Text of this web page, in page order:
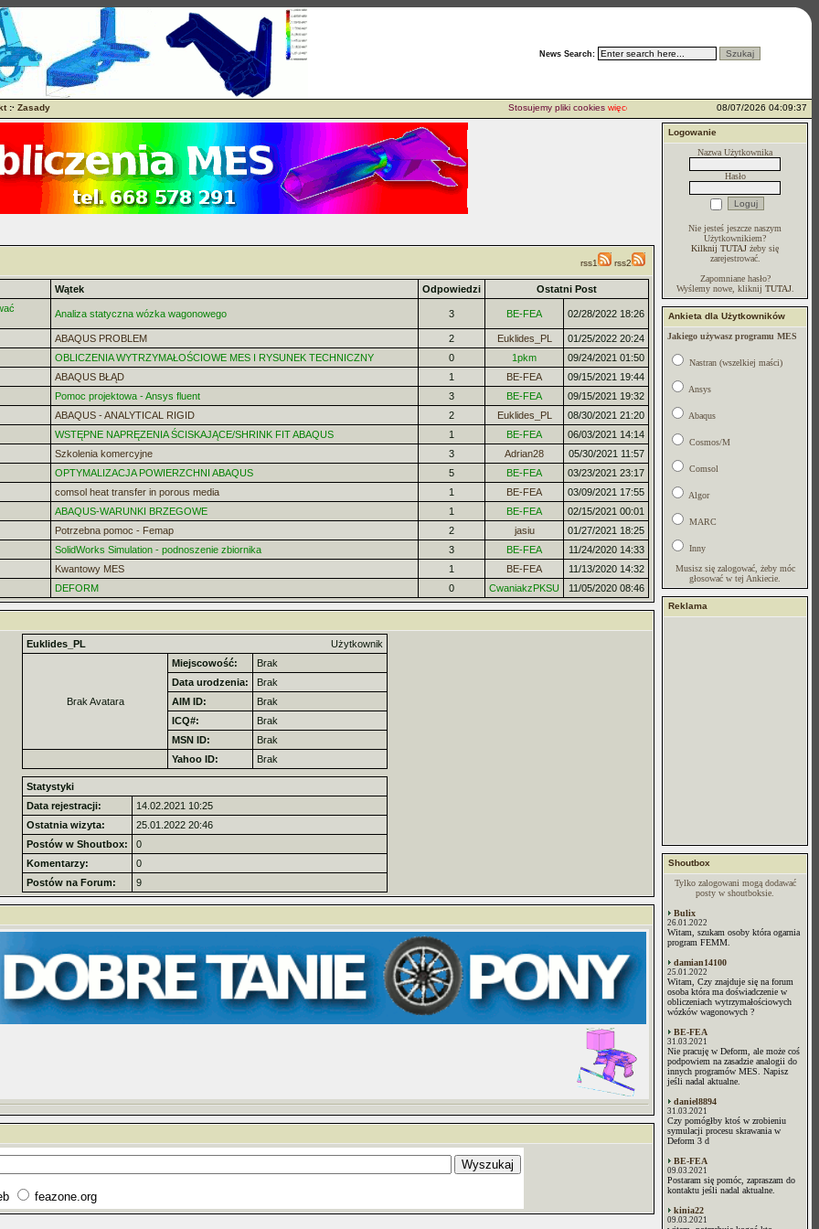
News Search:
:· Zasady Stosujemy pliki cookieswięcej... 08/07/2026 04:09:37
rss1 rss2
Wątek Odpowiedzi
Ostatni Post
Analiza statyczna wózka wagonowego 3 BE-FEA 02/28/2022 18:26
ABAQUS PROBLEM 2 Euklides_PL
01/25/2022 20:24
OBLICZENIA WYTRZYMAŁOŚCIOWE MES I RYSUNEK TECHNICZNY
0 1pkm
09/24/2021 01:50
ABAQUS BŁĄD
1 BE-FEA
09/15/2021 19:44
Pomoc projektowa - Ansys fluent
3 BE-FEA
09/15/2021 19:32
ABAQUS - ANALYTICAL RIGID
2 Euklides_PL
08/30/2021 21:20
WSTĘPNE NAPRĘZENIA ŚCISKAJĄCE/SHRINK FIT ABAQUS
1 BE-FEA
06/03/2021 14:14
Szkolenia komercyjne
3 Adrian28
05/30/2021 11:57
OPTYMALIZACJA POWIERZCHNI ABAQUS
5 BE-FEA
03/23/2021 23:17
comsol heat transfer in porous media
1 BE-FEA
03/09/2021 17:55
ABAQUS-WARUNKI BRZEGOWE
1 BE-FEA
02/15/2021 00:01
Potrzebna pomoc - Femap
2 jasiu
01/27/2021 18:25
SolidWorks Simulation - podnoszenie zbiornika
3 BE-FEA
11/24/2020 14:33
Kwantowy MES
1 BE-FEA
11/13/2020 14:32
DEFORM
0 CwaniakzPKSU 11/05/2020 08:46
Euklides_PL Użytkownik
Brak Avatara
Miejscowość:
Brak
Data urodzenia:
Brak
AIM ID:
Brak
ICQ#:
Brak
MSN ID:
Brak
Yahoo ID:
Brak
Statystyki
Data rejestracji:
14.02.2021 10:25
Ostatnia wizyta:
25.01.2022 20:46
Postów w Shoutbox:
0
Komentarzy:
0
Postów na Forum:
9
feazone.org
Logowanie
Nazwa Użytkownika
Hasło
Nie jesteś jeszcze naszym
Użytkownikiem?
Kilknij TUTAJ żeby się
zarejestrować.
Zapomniane hasło?
Wyślemy nowe, kliknij TUTAJ.
Ankieta dla Użytkowników
Jakiego używasz programu MES
Nastran (wszelkiej maści)
Ansys
Abaqus
Cosmos/M
Comsol
Algor
MARC
Inny
Musisz się zalogować, żeby móc
głosować w tej Ankiecie.
Reklama
Shoutbox
Tylko zalogowani mogą dodawać
posty w shoutboksie.
Bulix
26.01.2022
Witam, szukam osoby która ogarnia
program FEMM.
damian14100
25.01.2022
Witam, Czy znajduje się na forum
osoba która ma doświadczenie w
obliczeniach wytrzymałościowych
wózków wagonowych ?
BE-FEA
31.03.2021
Nie pracuję w Deform, ale może coś
podpowiem na zasadzie analogii do
innych programów MES. Napisz
jeśli nadal aktualne.
daniel8894
31.03.2021
Czy pomógłby ktoś w zrobieniu
symulacji procesu skrawania w
Deform 3 d
BE-FEA
09.03.2021
Postaram się pomóc, zapraszam do
kontaktu jeśli nadal aktualne.
kinia22
09.03.2021